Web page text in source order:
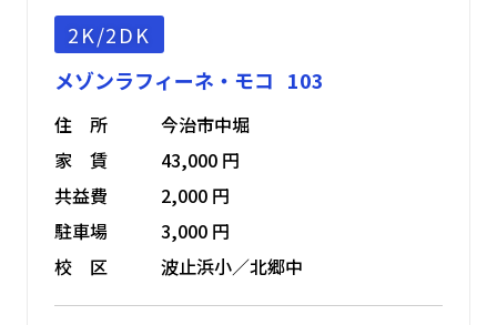
2K/2DK
メゾンラフィーネ・モコ 103
住 所
今治市中堀
家 賃
43,000 円
共益費
2,000 円
駐車場
3,000 円
校 区
波止浜小／北郷中